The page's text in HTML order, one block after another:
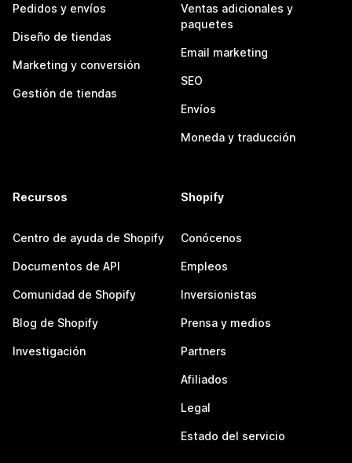
Pedidos y envíos
Diseño de tiendas
Marketing y conversión
Gestión de tiendas
Ventas adicionales y
paquetes
Email marketing
SEO
Envíos
Moneda y traducción
Recursos
Centro de ayuda de Shopify
Documentos de API
Comunidad de Shopify
Blog de Shopify
Investigación
Shopify
Conócenos
Empleos
Inversionistas
Prensa y medios
Partners
Afiliados
Legal
Estado del servicio